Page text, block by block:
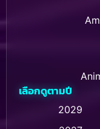
เลือกดูตามปี
2029